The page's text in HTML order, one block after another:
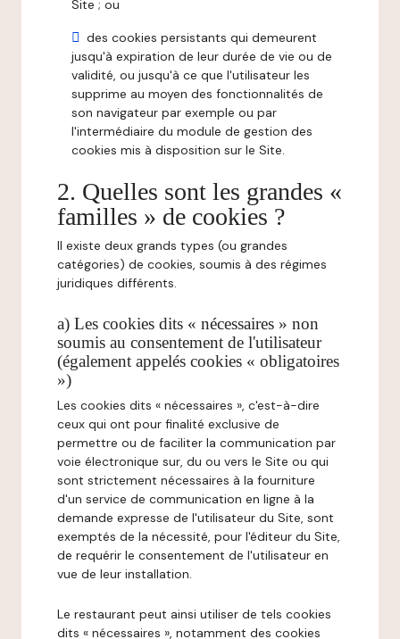
Site ; ou
des cookies persistants qui demeurent
jusqu'à expiration de leur durée de vie ou de
validité, ou jusqu'à ce que l'utilisateur les
supprime au moyen des fonctionnalités de
son navigateur par exemple ou par
l'intermédiaire du module de gestion des
cookies mis à disposition sur le Site.
2. Quelles sont les grandes «
familles » de cookies ?
Il existe deux grands types (ou grandes
catégories) de cookies, soumis à des régimes
juridiques différents.
a) Les cookies dits « nécessaires » non
soumis au consentement de l'utilisateur
(également appelés cookies « obligatoires
»)
Les cookies dits « nécessaires », c'est-à-dire
ceux qui ont pour finalité exclusive de
permettre ou de faciliter la communication par
voie électronique sur, du ou vers le Site ou qui
sont strictement nécessaires à la fourniture
d'un service de communication en ligne à la
demande expresse de l'utilisateur du Site, sont
exemptés de la nécessité, pour l'éditeur du Site,
de requérir le consentement de l'utilisateur en
vue de leur installation.
Le restaurant peut ainsi utiliser de tels cookies
dits « nécessaires », notamment des cookies